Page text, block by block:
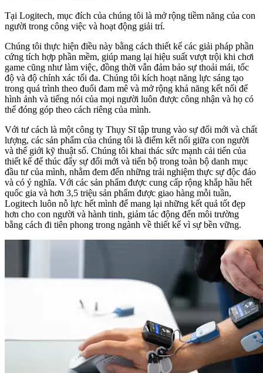
Tại Logitech, mục đích của chúng tôi là mở rộng tiềm năng của con
người trong công việc và hoạt động giải trí.
Chúng tôi thực hiện điều này bằng cách thiết kế các giải pháp phần
cứng tích hợp phần mềm, giúp mang lại hiệu suất vượt trội khi chơi
game cũng như làm việc, đồng thời vẫn đảm bảo sự thoải mái, tốc
độ và độ chính xác tối đa. Chúng tôi kích hoạt năng lực sáng tạo
trong quá trình theo đuổi đam mê và mở rộng khả năng kết nối để
hình ảnh và tiếng nói của mọi người luôn được công nhận và họ có
thể đóng góp theo cách riêng của mình.
Với tư cách là một công ty Thụy Sĩ tập trung vào sự đổi mới và chất
lượng, các sản phẩm của chúng tôi là điểm kết nối giữa con người
và thế giới kỹ thuật số. Chúng tôi khai thác sức mạnh cải tiến của
thiết kế để thúc đẩy sự đổi mới và tiến bộ trong toàn bộ danh mục
đầu tư của mình, nhằm đem đến những trải nghiệm thực sự độc đáo
và có ý nghĩa. Với các sản phẩm được cung cấp rộng khắp hầu hết
quốc gia và hơn 3,5 triệu sản phẩm được giao hàng mỗi tuần,
Logitech luôn nỗ lực hết mình để mang lại những kết quả tốt đẹp
hơn cho con người và hành tinh, giảm tác động đến môi trường
bằng cách đi tiên phong trong ngành về thiết kế vì sự bền vững.